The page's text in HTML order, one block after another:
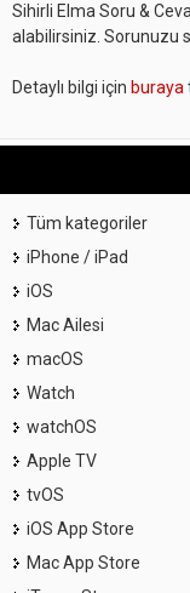
Sihirli Elma Soru &
alabilirsiniz. Sorunuzu
Detaylı bilgi için buraya
Tüm kategoriler
iPhone / iPad
iOS
Mac Ailesi
macOS
Watch
watchOS
Apple TV
tvOS
iOS App Store
Mac App Store